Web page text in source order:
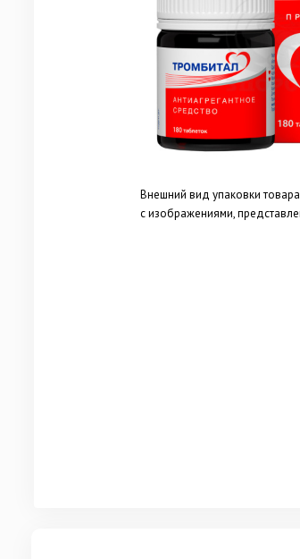
Внешний вид упаковки
с изображениями,